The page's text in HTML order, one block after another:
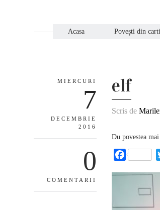
Acasa Povești din
MIERCURI
7
DECEMBRIE
2016
0
COMENTARII
elf
Scris de
Du povestea
Facebook